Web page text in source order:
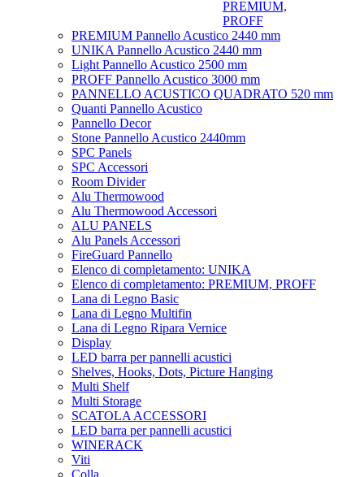
PREMIUM,
PROFF
PREMIUM Pannello Acustico 2440 mm
UNIKA Pannello Acustico 2440 mm
Light Pannello Acustico 2500 mm
PROFF Pannello Acustico 3000 mm
PANNELLO ACUSTICO QUADRATO 520 mm
Quanti Pannello Acustico
Pannello Decor
Stone Pannello Acustico 2440mm
SPC Panels
SPC Accessori
Room Divider
Alu Thermowood
Alu Thermowood Accessori
ALU PANELS
Alu Panels Accessori
FireGuard Pannello
Elenco di completamento: UNIKA
Elenco di completamento: PREMIUM, PROFF
Lana di Legno Basic
Lana di Legno Multifin
Lana di Legno Ripara Vernice
Display
LED barra per pannelli acustici
Shelves, Hooks, Dots, Picture Hanging
Multi Shelf
Multi Storage
SCATOLA ACCESSORI
LED barra per pannelli acustici
WINERACK
Viti